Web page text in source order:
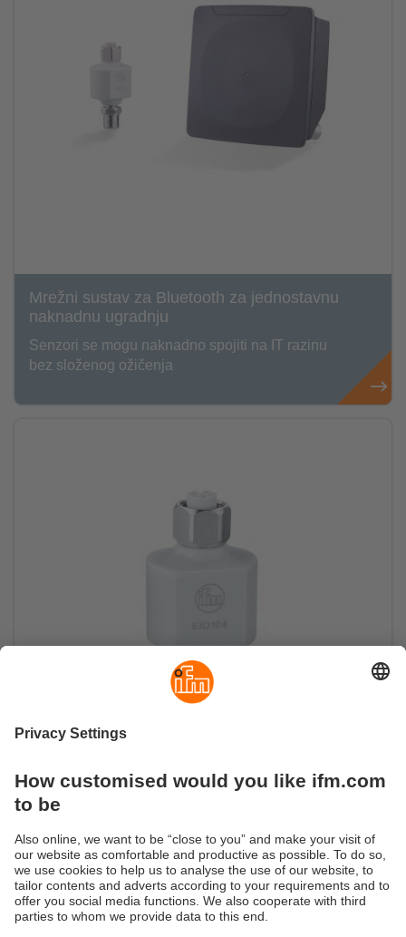
Mrežni sustav za Bluetooth za jednostavnu
naknadnu ugradnju
Senzori se mogu naknadno spojiti na IT razinu
bez složenog ožičenja
Link
Pretvara procesne vrijednosti IO-Link u dva
analogna signala 4...20mA